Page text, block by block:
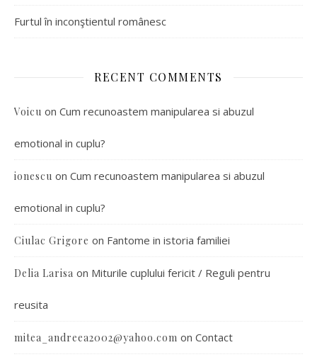
Furtul în inconştientul românesc
RECENT COMMENTS
Voicu on Cum recunoastem manipularea si abuzul
emotional in cuplu?
ionescu on Cum recunoastem manipularea si abuzul
emotional in cuplu?
Ciulac Grigore on Fantome in istoria familiei
Delia Larisa on Miturile cuplului fericit / Reguli pentru
reusita
mitea_andreea2002@yahoo.com on Contact